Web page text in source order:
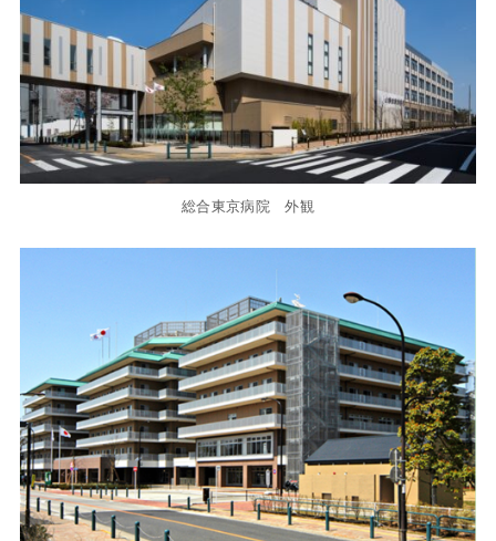
総合東京病院 外観